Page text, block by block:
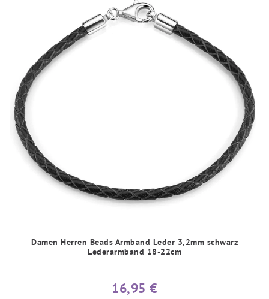
Damen Herren Beads Armband Leder 3,2mm schwarz
Lederarmband 18-22cm
16,95 €